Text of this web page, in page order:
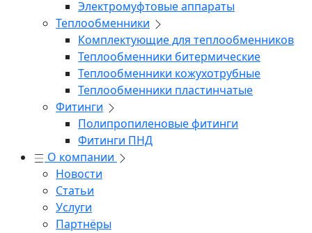
Электромуфтовые аппараты
Теплообменники
Комплектующие для теплообменников
Теплообменники битермические
Теплообменники кожухотрубные
Теплообменники пластинчатые
Фитинги
Полипропиленовые фитинги
Фитинги ПНД
О компании
Новости
Статьи
Услуги
Партнёры